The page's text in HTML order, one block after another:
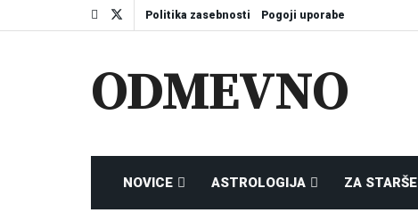
Politika zasebnosti Pogoji uporabe
ODMEVNO
NOVICE ASTROLOGIJA ZA STARŠE